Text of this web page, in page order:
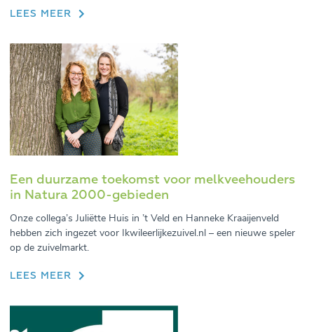
LEES MEER
Een duurzame toekomst voor melkveehouders
in Natura 2000-gebieden
Onze collega’s Juliëtte Huis in ’t Veld en Hanneke Kraaijenveld
hebben zich ingezet voor Ikwileerlijkezuivel.nl – een nieuwe speler
op de zuivelmarkt.
LEES MEER